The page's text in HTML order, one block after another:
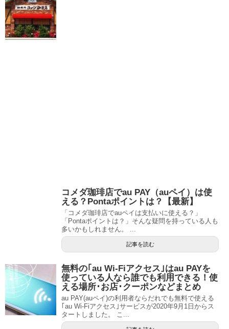
コメダ珈琲店でau PAY（auペイ）は使
える？Pontaポイントは？【最新】
「コメダ珈琲店でauペイは支払いに使える？」
「Pontaポイントは？」そんな疑問を持っている人も
多いかもしれません。 ...
記事を読む
無料の｢au Wi-Fiアクセス｣はau PAYを
使っている人なら誰でも利用できる！使
える場所･お店･クーポンなどまとめ
au PAY(auペイ)の利用者ならだれでも無料で使える
｢au Wi-Fiアクセス｣サービスが2020年9月1日からス
タートしました。 こ...